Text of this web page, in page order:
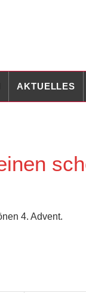
AKTUELLES
4. Advent.